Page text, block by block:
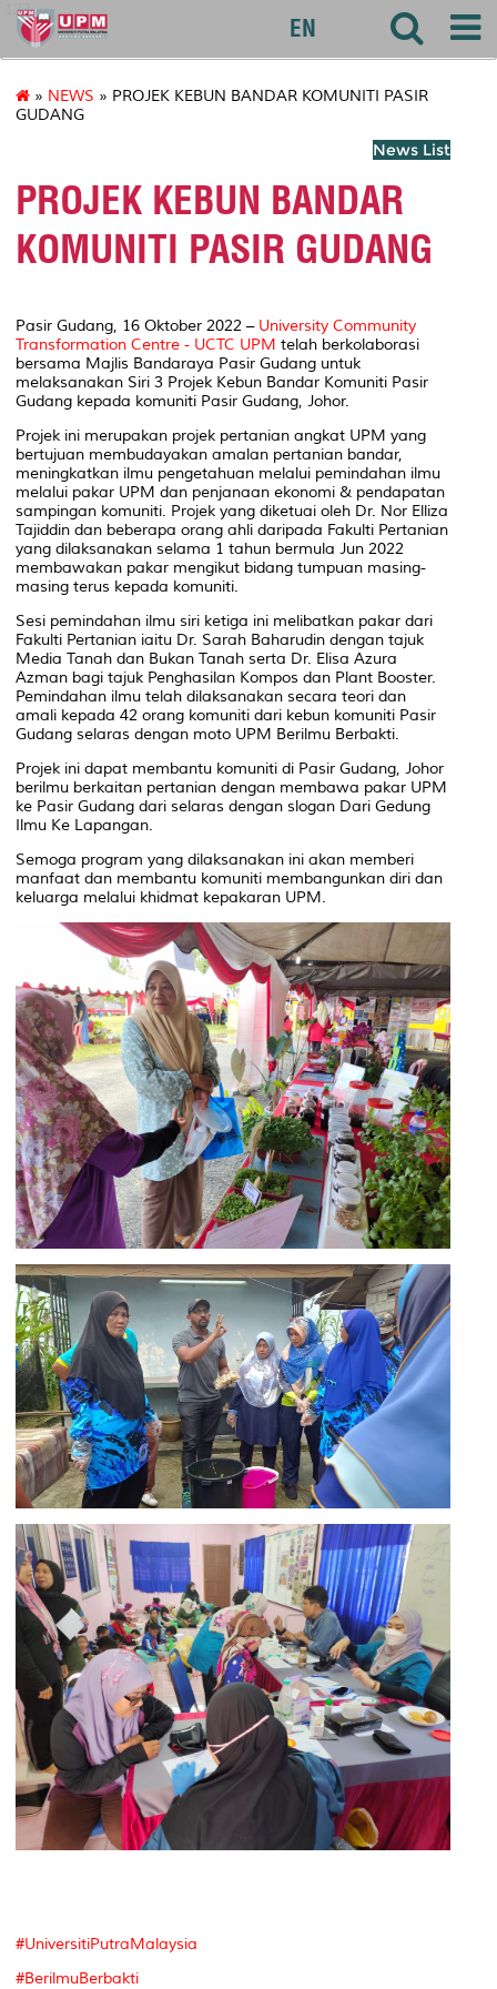
127
EN
» NEWS » PROJEK KEBUN BANDAR KOMUNITI PASIR
GUDANG
News List
PROJEK KEBUN BANDAR
KOMUNITI PASIR GUDANG
Pasir Gudang, 16 Oktober 2022 – University Community
Transformation Centre - UCTC UPM telah berkolaborasi
bersama Majlis Bandaraya Pasir Gudang untuk
melaksanakan Siri 3 Projek Kebun Bandar Komuniti Pasir
Gudang kepada komuniti Pasir Gudang, Johor.
Projek ini merupakan projek pertanian angkat UPM yang
bertujuan membudayakan amalan pertanian bandar,
meningkatkan ilmu pengetahuan melalui pemindahan ilmu
melalui pakar UPM dan penjanaan ekonomi & pendapatan
sampingan komuniti. Projek yang diketuai oleh Dr. Nor Elliza
Tajiddin dan beberapa orang ahli daripada Fakulti Pertanian
yang dilaksanakan selama 1 tahun bermula Jun 2022
membawakan pakar mengikut bidang tumpuan masing-
masing terus kepada komuniti.
Sesi pemindahan ilmu siri ketiga ini melibatkan pakar dari
Fakulti Pertanian iaitu Dr. Sarah Baharudin dengan tajuk
Media Tanah dan Bukan Tanah serta Dr. Elisa Azura
Azman bagi tajuk Penghasilan Kompos dan Plant Booster.
Pemindahan ilmu telah dilaksanakan secara teori dan
amali kepada 42 orang komuniti dari kebun komuniti Pasir
Gudang selaras dengan moto UPM Berilmu Berbakti.
Projek ini dapat membantu komuniti di Pasir Gudang, Johor
berilmu berkaitan pertanian dengan membawa pakar UPM
ke Pasir Gudang dari selaras dengan slogan Dari Gedung
Ilmu Ke Lapangan.
Semoga program yang dilaksanakan ini akan memberi
manfaat dan membantu komuniti membangunkan diri dan
keluarga melalui khidmat kepakaran UPM.
#UniversitiPutraMalaysia
#BerilmuBerbakti